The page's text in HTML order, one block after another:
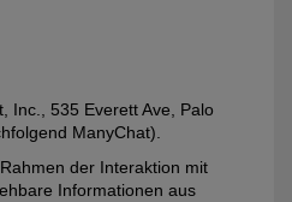
Inc., 535 Everett Ave, Palo
ManyChat).
der Interaktion mit
Informationen aus